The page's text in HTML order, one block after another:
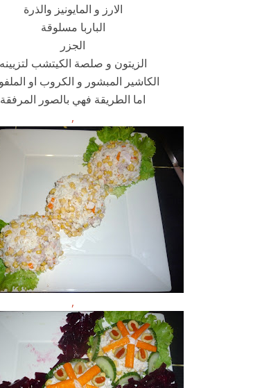
الارز و المايونيز والذرة
الباربا مسلوقة
الجزر
الزيتون و صلصة الكيتشب لتزيينه
الكاشير المبشور و الكروب او
اما الطريقة فهي بالصور المرفقة
,
,